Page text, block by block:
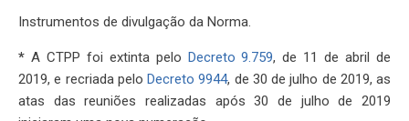
Instrumentos de divulgação da Norma.
* A CTPP foi extinta pelo Decreto 9.759, de 11 de abril de
2019, e recriada pelo Decreto 9944, de 30 de julho de 2019, as
atas das reuniões realizadas após 30 de julho de 2019